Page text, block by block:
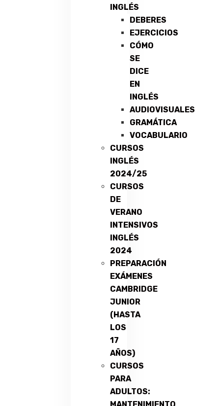
INGLÉS
DEBERES
EJERCICIOS
CÓMO
SE
DICE
EN
INGLÉS
AUDIOVISUALES
GRAMÁTICA
VOCABULARIO
CURSOS
INGLÉS
2024/25
CURSOS
DE
VERANO
INTENSIVOS
INGLÉS
2024
PREPARACIÓN
EXÁMENES
CAMBRIDGE
JUNIOR
(HASTA
LOS
17
AÑOS)
CURSOS
PARA
ADULTOS: